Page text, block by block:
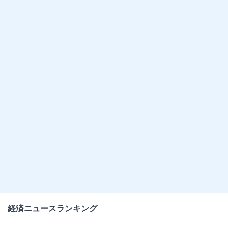
経済ニュースランキング